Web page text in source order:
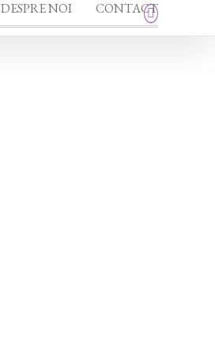
DESPRE NOI CONTACT